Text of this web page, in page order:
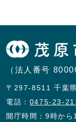
（法人番号
〒297-8511 千葉
電話： 0475-23-
開庁時間：9時か